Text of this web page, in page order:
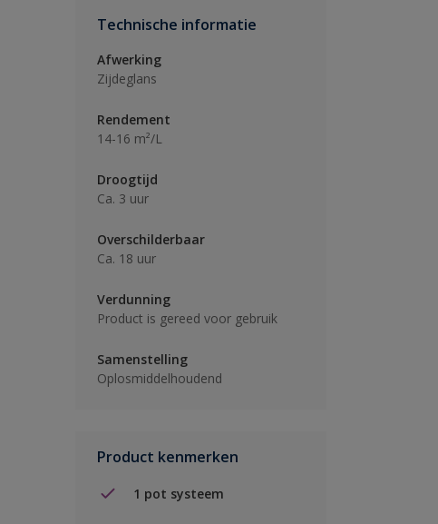
Technische informatie
Afwerking
Zijdeglans
Rendement
14-16 m²/L
Droogtijd
Ca. 3 uur
Overschilderbaar
Ca. 18 uur
Verdunning
Product is gereed voor gebruik
Samenstelling
Oplosmiddelhoudend
Product kenmerken
1 pot systeem